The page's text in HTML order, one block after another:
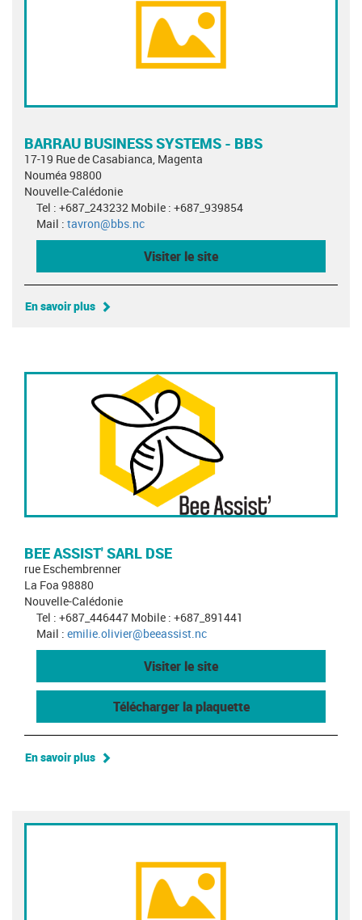
BARRAU BUSINESS SYSTEMS - BBS
17-19 Rue de Casabianca, Magenta
Nouméa 98800
Nouvelle-Calédonie
Tel : +687_243232 Mobile : +687_939854
Mail : tavron@bbs.nc
Visiter le site
En savoir plus
BEE ASSIST' SARL DSE
rue Eschembrenner
La Foa 98880
Nouvelle-Calédonie
Tel : +687_446447 Mobile : +687_891441
Mail : emilie.olivier@beeassist.nc
Visiter le site
Télécharger la plaquette
En savoir plus